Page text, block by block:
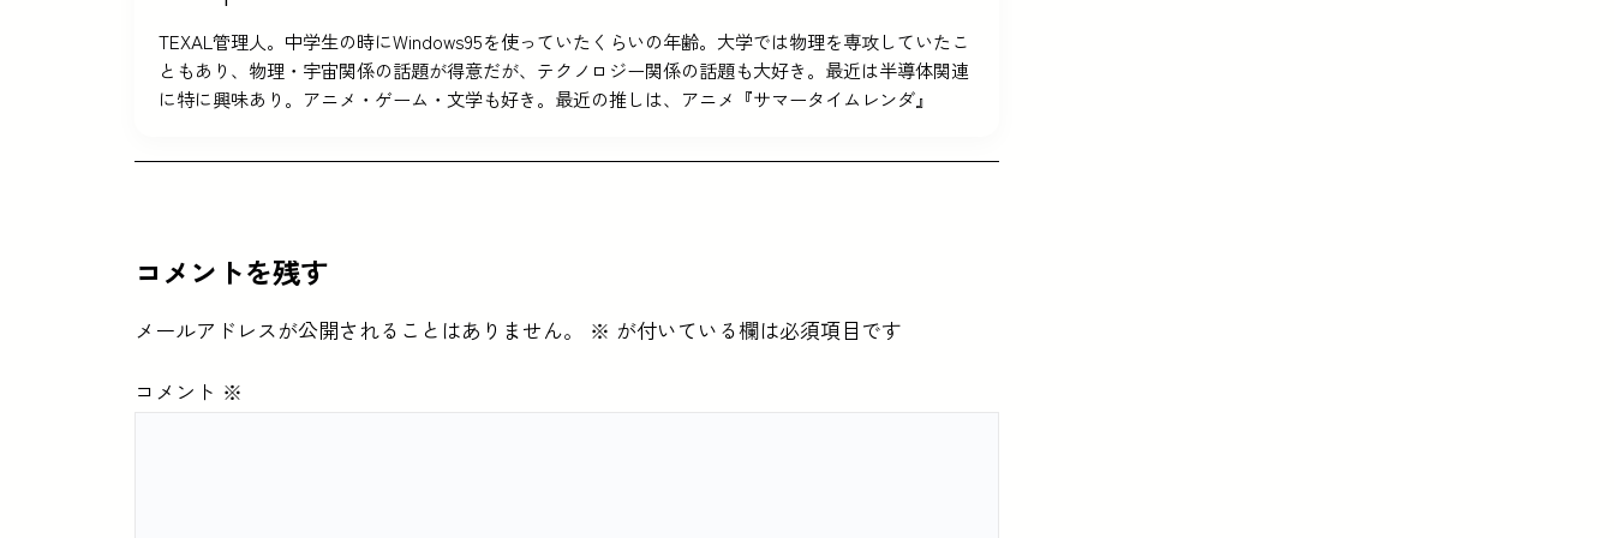
TEXAL管理人。中学生の時にWindows95を使っていたくらいの年齢。大学では物理を専攻していたこ
ともあり、物理・宇宙関係の話題が得意だが、テクノロジー関係の話題も大好き。最近は半導体関連
に特に興味あり。アニメ・ゲーム・文学も好き。最近の推しは、アニメ『サマータイムレンダ』
コメントを残す
メールアドレスが公開されることはありません。 ※ が付いている欄は必須項目です
コメント ※